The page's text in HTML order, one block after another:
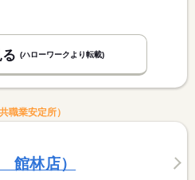
(ハローワークより転載)
職業安定所）
館林店）